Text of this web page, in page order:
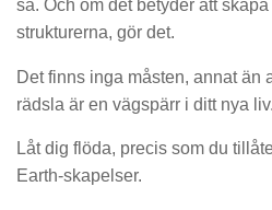
så. Och om det betyder att
strukturerna, gör det.
Det finns inga måsten, annat än
rädsla är en vägspärr i ditt nya liv.
Låt dig flöda, precis som du
Earth-skapelser.